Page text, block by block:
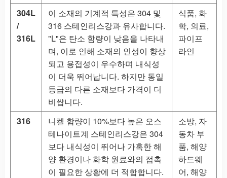
304L
/
316L
이 소재의 기계적 특성은 304 및
316 스테인리스강과 유사합니다.
"L"은 탄소 함량이 낮음을 나타내
며, 이로 인해 소재의 인성이 향상
되고 용접성이 우수하며 내식성
이 더욱 뛰어납니다. 하지만 동일
등급의 다른 소재보다 가격이 더
비쌉니다.
식품, 화
학, 의료,
파이프
라인
316
니켈 함량이 10%보다 높은 오스
테나이트계 스테인리스강은 304
보다 내식성이 뛰어나 가혹한 해
양 환경이나 화학 원료와의 접촉
이 필요한 상황에 더 적합합니다.
소방, 자
동차 부
품, 해양
하드웨
어, 해양